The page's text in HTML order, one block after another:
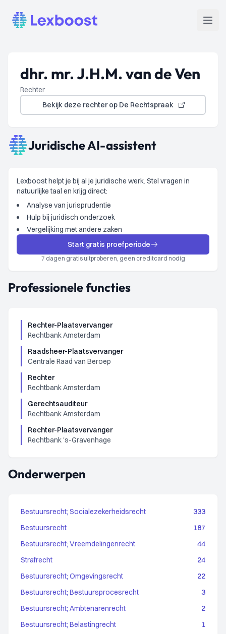
Lexboost
dhr. mr. J.H.M. van de Ven
Rechter
Bekijk deze rechter op De Rechtspraak
Juridische AI-assistent
Lexboost helpt je bij al je juridische werk. Stel vragen in
natuurlijke taal en krijg direct:
Analyse van jurisprudentie
Hulp bij juridisch onderzoek
Vergelijking met andere zaken
Start gratis proefperiode
7 dagen gratis uitproberen, geen creditcard nodig
Professionele functies
Rechter-Plaatsvervanger
Rechtbank Amsterdam
Raadsheer-Plaatsvervanger
Centrale Raad van Beroep
Rechter
Rechtbank Amsterdam
Gerechtsauditeur
Rechtbank Amsterdam
Rechter-Plaatsvervanger
Rechtbank 's-Gravenhage
Onderwerpen
Bestuursrecht; Socialezekerheidsrecht
333
Bestuursrecht
187
Bestuursrecht; Vreemdelingenrecht
44
Strafrecht
24
Bestuursrecht; Omgevingsrecht
22
Bestuursrecht; Bestuursprocesrecht
3
Bestuursrecht; Ambtenarenrecht
2
Bestuursrecht; Belastingrecht
1